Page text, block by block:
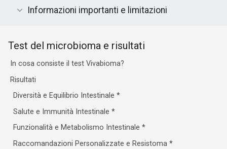
Informazioni importanti e limitazioni
Test del microbioma e risultati
In cosa consiste il test Vivabioma?
Risultati
Diversità e Equilibrio Intestinale*
Salute e Immunità Intestinale*
Funzionalità e Metabolismo Intestinale*
Raccomandazioni Personalizzate e Resistoma*